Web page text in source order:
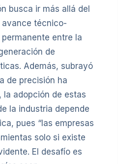
busca ir más allá del
técnico-
entre la
de
Además, subrayó
de precisión ha
la adopción de estas
la industria depende
pues “las empresas
solo si existe
El desafío es